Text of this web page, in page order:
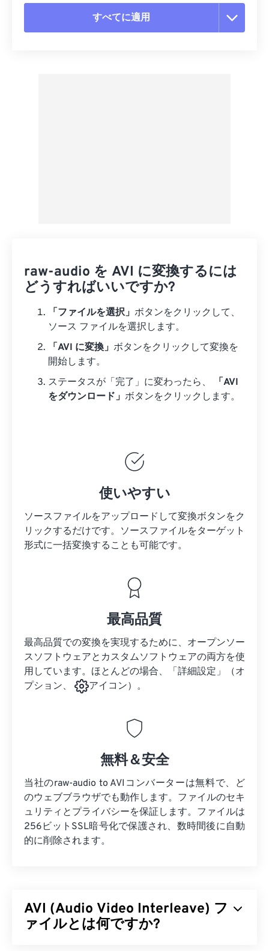
すべてに適用
raw-audio を AVI に変換するには
どうすればいいですか?
「ファイルを選択」 ボタンをクリックして、
ソース ファイルを選択します。
「AVI に変換」 ボタンをクリックして変換を
開始します。
ステータスが「完了」に変わったら、
「AVI
をダウンロード」 ボタンをクリックします。
使いやすい
ソースファイルをアップロードして変換ボタンをク
リックするだけです。 ソースファイルをターゲット
形式に一括変換することも可能です。
最高品質
最高品質での変換を実現するために、オープンソー
スソフトウェアとカスタムソフトウェアの両方を使
用しています。ほとんどの場合、「詳細設定」（オ
プション、
アイコン）。
無料＆安全
当社のraw-audio to AVIコンバーターは無料で、ど
のウェブブラウザでも動作します。ファイルのセキ
ュリティとプライバシーを保証します。ファイルは
256ビットSSL暗号化で保護され、数時間後に自動
的に削除されます。
AVI (Audio Video Interleave) フ
ァイルとは何ですか?